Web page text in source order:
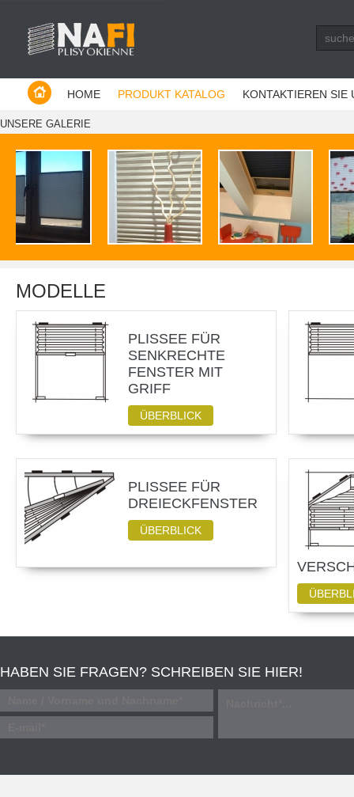
Producent plis - Warszawa
HOME PRODUKT KATALOG KONTAKTIEREN SIE
UNSERE GALERIE
MODELLE
PLISSEE FÜR
SENKRECHTE
FENSTER MIT
GRIFF
ÜBERBLICK
PLISSEE FÜR
DREIECKFENSTER
ÜBERBLICK
HABEN SIE FRAGEN? SCHREIBEN SIE HIER!